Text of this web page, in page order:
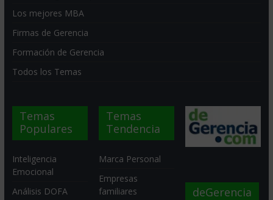
Los mejores MBA
Firmas de Gerencia
Formación de Gerencia
Todos los Temas
Temas
Populares
Inteligencia
Emocional
Análisis DOFA
Temas
Tendencia
Marca Personal
Empresas
familiares
deGerencia